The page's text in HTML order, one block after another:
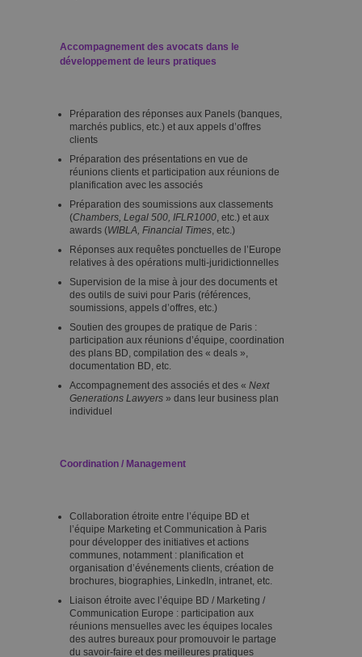
Accompagnement des avocats dans le
développement de leurs pratiques
Préparation des réponses aux Panels (banques,
marchés publics, etc.) et aux appels d’offres
clients
Préparation des présentations en vue de
réunions clients et participation aux réunions de
planification avec les associés
Préparation des soumissions aux classements
(Chambers, Legal 500, IFLR1000 , etc.) et aux
awards (WIBLA, Financial Times , etc.)
Réponses aux requêtes ponctuelles de l’Europe
relatives à des opérations multi-juridictionnelles
Supervision de la mise à jour des documents et
des outils de suivi pour Paris (références,
soumissions, appels d’offres, etc.)
Soutien des groupes de pratique de Paris :
participation aux réunions d’équipe, coordination
des plans BD, compilation des « deals »,
documentation BD, etc.
Accompagnement des associés et des « Next
Generations Lawyers » dans leur business plan
individuel
Coordination / Management
Collaboration étroite entre l’équipe BD et
l’équipe Marketing et Communication à Paris
pour développer des initiatives et actions
communes, notamment : planification et
organisation d’événements clients, création de
brochures, biographies, LinkedIn, intranet, etc.
Liaison étroite avec l’équipe BD / Marketing /
Communication Europe : participation aux
réunions mensuelles avec les équipes locales
des autres bureaux pour promouvoir le partage
du savoir-faire et des meilleures pratiques